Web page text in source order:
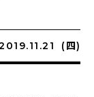
(四)